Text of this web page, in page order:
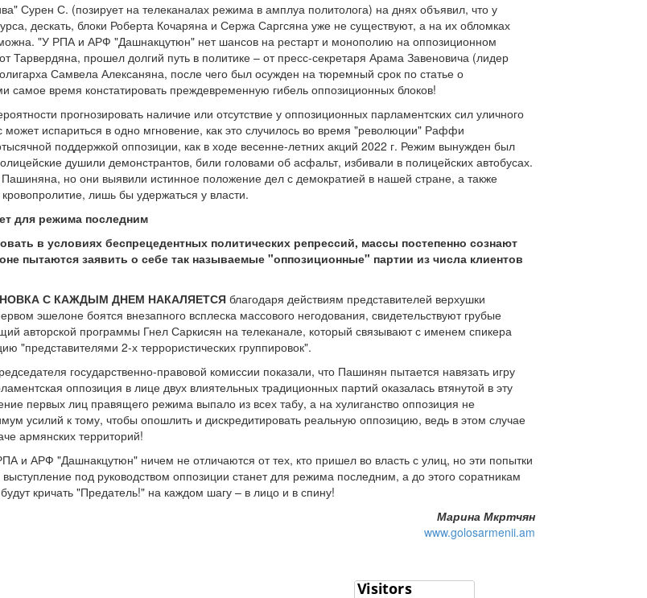
Сурен С. (позирует на телеканалах режима в амплуа политолога) на днях объявил, что у
дескать, блоки Роберта Кочаряна и Сержа Саргсяна уже не существуют, а на их обломках
"У РПА и АРФ "Дашнакцутюн" нет шансов на рестарт и монополию на оппозиционном
Тарвердяна, прошел долгий путь в политике – от пресс-секретаря Арама Завеновича (лидер
Самвела Алексаняна, после чего был осужден на тюремный срок по статье о
самое время констатировать преждевременную гибель оппозиционных блоков!
прогнозировать наличие или отсутствие у оппозиционных парламентских сил уличного
может испариться в одно мгновение, как это случилось во время "революции" Раффи
поддержкой оппозиции, как в ходе весенне-летних акций 2022 г. Режим вынужден был
душили демонстрантов, били головами об асфальт, избивали в полицейских автобусах.
но они выявили истинное положение дел с демократией в нашей стране, а также
лишь бы удержаться у власти.
для режима последним
в условиях беспрецедентных политических репрессий, массы постепенно сознают
пытаются заявить о себе так называемые "оппозиционные" партии из числа клиентов
С КАЖДЫМ ДНЕМ НАКАЛЯЕТСЯ благодаря действиям представителей верхушки
эшелоне боятся внезапного всплеска массового негодования, свидетельствуют грубые
авторской программы Гнел Саркисян на телеканале, который связывают с именем спикера
"представителями 2-х террористических группировок".
государственно-правовой комиссии показали, что Пашинян пытается навязать игру
оппозиция в лице двух влиятельных традиционных партий оказалась втянутой в эту
первых лиц правящего режима выпало из всех табу, а на хулиганство оппозиция не
усилий к тому, чтобы опошлить и дискредитировать реальную оппозицию, ведь в этом случае
армянских территорий!
и АРФ "Дашнакцутюн" ничем не отличаются от тех, кто пришел во власть с улиц, но эти попытки
под руководством оппозиции станет для режима последним, а до этого соратникам
кричать "Предатель!" на каждом шагу – в лицо и в спину!
Марина Мкртчян
www.golosarmenii.am